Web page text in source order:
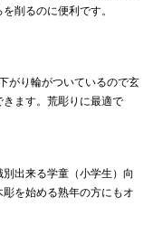
削るのに便利です。
がり輪がついているので玄
ます。荒彫りに最適で
出来る学童（小学生）向
を始める熟年の方にもオ